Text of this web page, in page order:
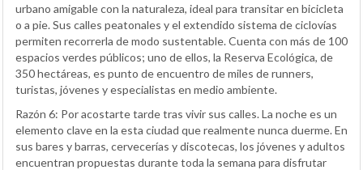
urbano amigable con la naturaleza, ideal para transitar en bicicleta
o a pie. Sus calles peatonales y el extendido sistema de ciclovías
permiten recorrerla de modo sustentable. Cuenta con más de 100
espacios verdes públicos; uno de ellos, la Reserva Ecológica, de
350 hectáreas, es punto de encuentro de miles de runners,
turistas, jóvenes y especialistas en medio ambiente.
Razón 6: Por acostarte tarde tras vivir sus calles. La noche es un
elemento clave en la esta ciudad que realmente nunca duerme. En
sus bares y barras, cervecerías y discotecas, los jóvenes y adultos
encuentran propuestas durante toda la semana para disfrutar